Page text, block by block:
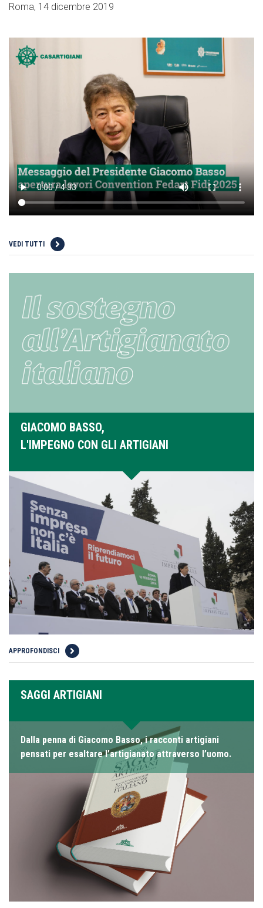
Roma, 14 dicembre 2019
VEDI TUTTI
GIACOMO BASSO,
L'IMPEGNO CON GLI ARTIGIANI
APPROFONDISCI
SAGGI ARTIGIANI
Dalla penna di Giacomo Basso, i racconti artigiani
pensati per esaltare l’artigianato attraverso l’uomo.